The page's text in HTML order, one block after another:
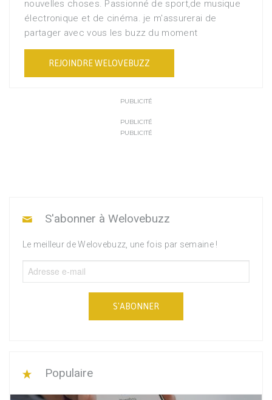
nouvelles choses. Passionné de sport,de musique
électronique et de cinéma. je m'assurerai de
partager avec vous les buzz du moment
REJOINDRE WELOVEBUZZ
PUBLICITÉ
PUBLICITÉ
PUBLICITÉ
S'abonner à Welovebuzz
Le meilleur de Welovebuzz, une fois par semaine !
S'ABONNER
Populaire